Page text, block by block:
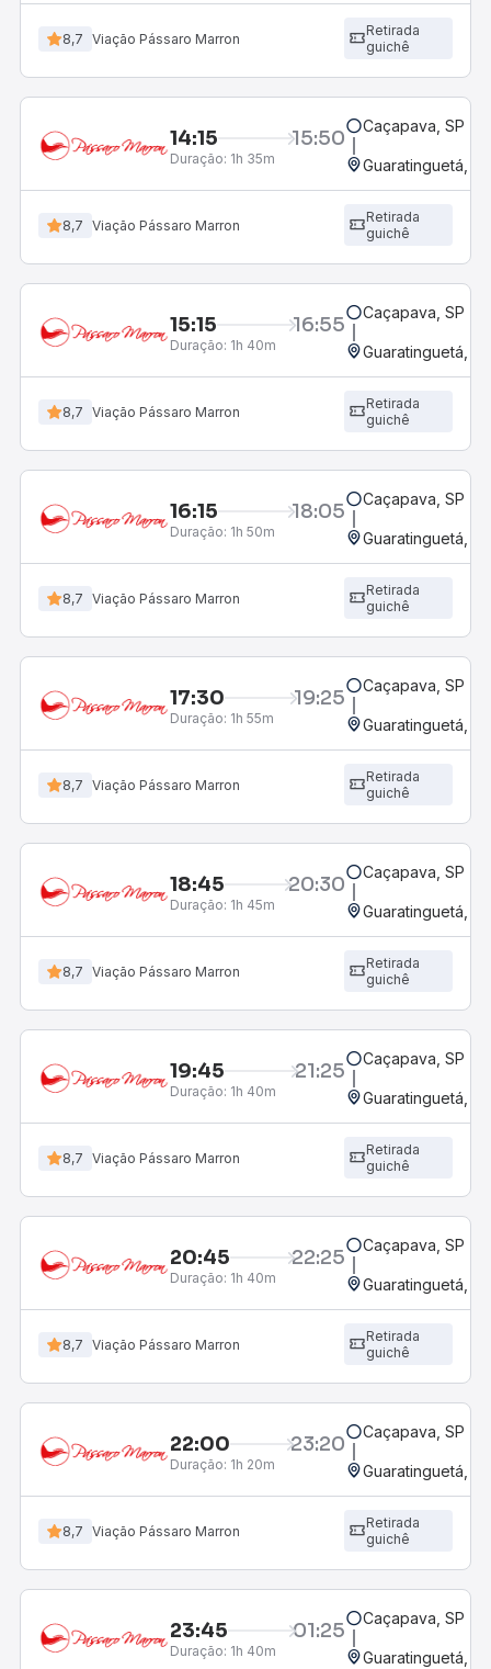
8,7 Viação Pássaro Marron
Retirada
guichê
14:15 15:50
Duração: 1h 35m
Caçapava, SP
Guaratinguetá,
8,7 Viação Pássaro Marron
Retirada
guichê
15:15 16:55
Duração: 1h 40m
Caçapava, SP
Guaratinguetá,
8,7 Viação Pássaro Marron
Retirada
guichê
16:15 18:05
Duração: 1h 50m
Caçapava, SP
Guaratinguetá,
8,7 Viação Pássaro Marron
Retirada
guichê
17:30 19:25
Duração: 1h 55m
Caçapava, SP
Guaratinguetá,
8,7 Viação Pássaro Marron
Retirada
guichê
18:45 20:30
Duração: 1h 45m
Caçapava, SP
Guaratinguetá,
8,7 Viação Pássaro Marron
Retirada
guichê
19:45 21:25
Duração: 1h 40m
Caçapava, SP
Guaratinguetá,
8,7 Viação Pássaro Marron
Retirada
guichê
20:45 22:25
Duração: 1h 40m
Caçapava, SP
Guaratinguetá,
8,7 Viação Pássaro Marron
Retirada
guichê
22:00 23:20
Duração: 1h 20m
Caçapava, SP
Guaratinguetá,
8,7 Viação Pássaro Marron
Retirada
guichê
23:45 01:25
Duração: 1h 40m
Caçapava, SP
Guaratinguetá,